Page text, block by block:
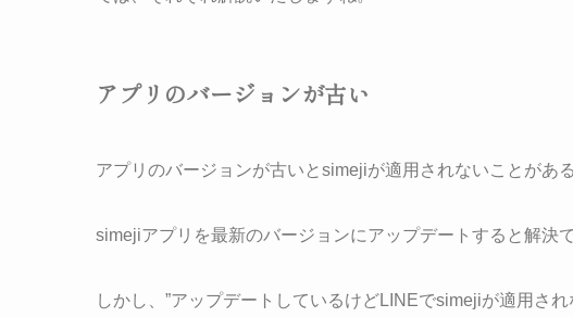
アプリのバージョンが古い
アプリのバージョンが古いとsimejiが適用されないことがあ
simejiアプリを最新のバージョンにアップデートすると解決
しかし、”アップデートしているけどLINEでsimejiが適用さ